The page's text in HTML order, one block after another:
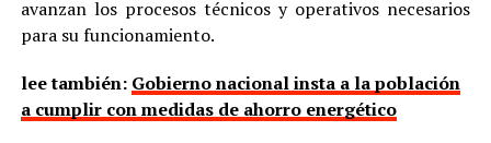
avanzan los procesos técnicos y operativos necesarios
para su funcionamiento.
lee también: Gobierno nacional insta a la población
a cumplir con medidas de ahorro energético